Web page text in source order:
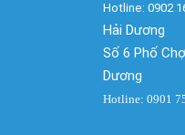
Hotline: 0902
Hải Dương
Số 6 Phố
Dương
Hotline: 0901